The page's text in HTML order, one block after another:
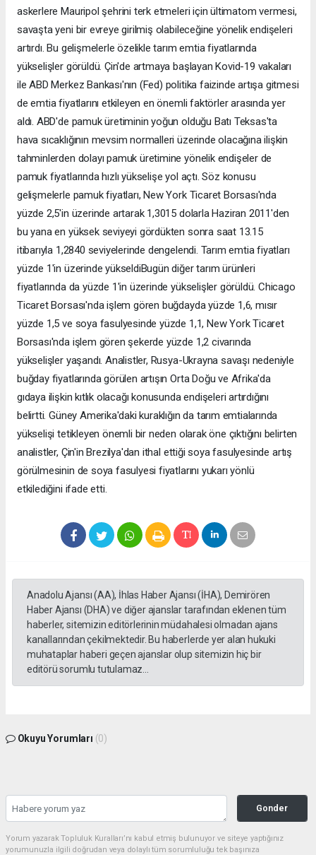
askerlere Mauripol şehrini terk etmeleri için ültimatom vermesi,
savaşta yeni bir evreye girilmiş olabileceğine yönelik endişeleri
artırdı. Bu gelişmelerle özelikle tarım emtia fiyatlarında
yükselişler görüldü. Çin'de artmaya başlayan Kovid-19 vakaları
ile ABD Merkez Bankası'nın (Fed) politika faizinde artışa gitmesi
de emtia fiyatlarını etkileyen en önemli faktörler arasında yer
aldı. ABD'de pamuk üretiminin yoğun olduğu Batı Teksas'ta
hava sıcaklığının mevsim normalleri üzerinde olacağına ilişkin
tahminlerden dolayı pamuk üretimine yönelik endişeler de
pamuk fiyatlarında hızlı yükselişe yol açtı. Söz konusu
gelişmelerle pamuk fiyatları, New York Ticaret Borsası'nda
yüzde 2,5'in üzerinde artarak 1,3015 dolarla Haziran 2011'den
bu yana en yüksek seviyeyi gördükten sonra saat 13.15
itibarıyla 1,2840 seviyelerinde dengelendi. Tarım emtia fiyatları
yüzde 1'in üzerinde yükseldiBugün diğer tarım ürünleri
fiyatlarında da yüzde 1'in üzerinde yükselişler görüldü. Chicago
Ticaret Borsası'nda işlem gören buğdayda yüzde 1,6, mısır
yüzde 1,5 ve soya fasulyesinde yüzde 1,1, New York Ticaret
Borsası'nda işlem gören şekerde yüzde 1,2 civarında
yükselişler yaşandı. Analistler, Rusya-Ukrayna savaşı nedeniyle
buğday fiyatlarında görülen artışın Orta Doğu ve Afrika'da
gıdaya ilişkin kıtlık olacağı konusunda endişeleri artırdığını
belirtti. Güney Amerika'daki kuraklığın da tarım emtialarında
yükselişi tetikleyen önemli bir neden olarak öne çıktığını belirten
analistler, Çin'in Brezilya'dan ithal ettiği soya fasulyesinde artış
görülmesinin de soya fasulyesi fiyatlarını yukarı yönlü
etkilediğini ifade etti.
Anadolu Ajansı (AA), İhlas Haber Ajansı (İHA), Demirören
Haber Ajansı (DHA) ve diğer ajanslar tarafından eklenen tüm
haberler, sitemizin editörlerinin müdahalesi olmadan ajans
kanallarından çekilmektedir. Bu haberlerde yer alan hukuki
muhataplar haberi geçen ajanslar olup sitemizin hiç bir
editörü sorumlu tutulamaz...
Okuyu Yorumları (0)
Gonder
Yorum yazarak Topluluk Kuralları’nı kabul etmiş bulunuyor ve siteye yaptığınız
yorumunuzla ilgili doğrudan veya dolaylı tüm sorumluluğu tek başınıza